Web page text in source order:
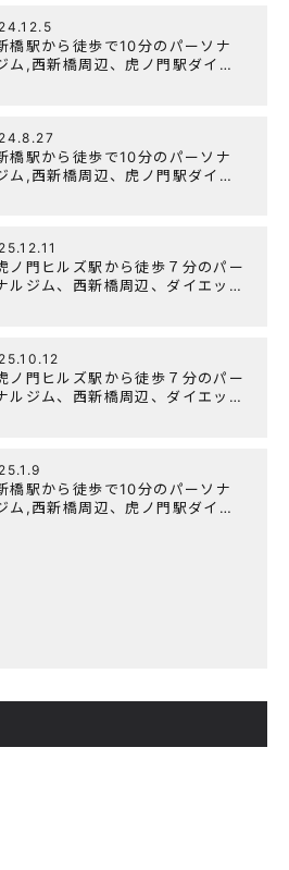
橋駅から徒歩で10分のパーソナ
ム,西新橋周辺、虎ノ門駅ダイエ
橋駅から徒歩で10分のパーソナ
ム,西新橋周辺、虎ノ門駅ダイエ
ノ門ヒルズ駅から徒歩７分のパー
ルジム、西新橋周辺、ダイエット
ノ門ヒルズ駅から徒歩７分のパー
ルジム、西新橋周辺、ダイエット
橋駅から徒歩で10分のパーソナ
ム,西新橋周辺、虎ノ門駅ダイエ